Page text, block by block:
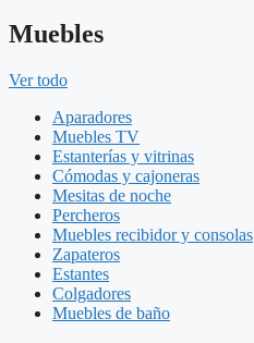
Muebles
Ver todo
Aparadores
Muebles TV
Estanterías y vitrinas
Cómodas y cajoneras
Mesitas de noche
Percheros
Muebles recibidor y consolas
Zapateros
Estantes
Colgadores
Muebles de baño